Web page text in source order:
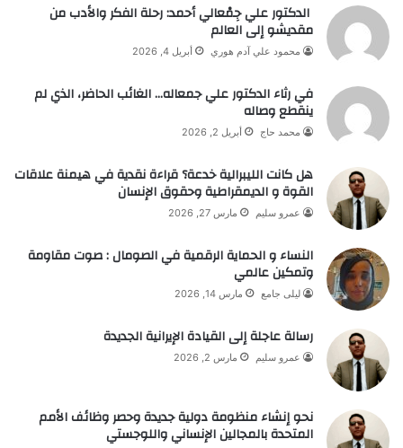
الدكتور علي جِمْعالي أحمد: رحلة الفكر والأدب من
مقديشو إلى العالم
محمود علي آدم هوري أبريل 4, 2026
في رثاء الدكتور علي جمعاله… الغائب الحاضر، الذي لم
ينقطع وصاله
محمد حاج أبريل 2, 2026
هل كانت الليبرالية خدعة؟ قراءة نقدية في هيمنة علاقات
القوة و الديمقراطية وحقوق الإنسان
عمرو سليم مارس 27, 2026
النساء و الحماية الرقمية في الصومال : صوت مقاومة
وتمكين عالمي
ليلى جامع مارس 14, 2026
رسالة عاجلة إلى القيادة الإيرانية الجديدة
عمرو سليم مارس 2, 2026
نحو إنشاء منظومة دولية جديدة وحصر وظائف الأمم
المتحدة بالمجالين الإنساني واللوجستي